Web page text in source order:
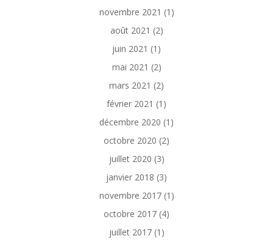
novembre 2021 (1)
août 2021 (2)
juin 2021 (1)
mai 2021 (2)
mars 2021 (2)
février 2021 (1)
décembre 2020 (1)
octobre 2020 (2)
juillet 2020 (3)
janvier 2018 (3)
novembre 2017(1)
octobre 2017 (4)
juillet 2017(1)